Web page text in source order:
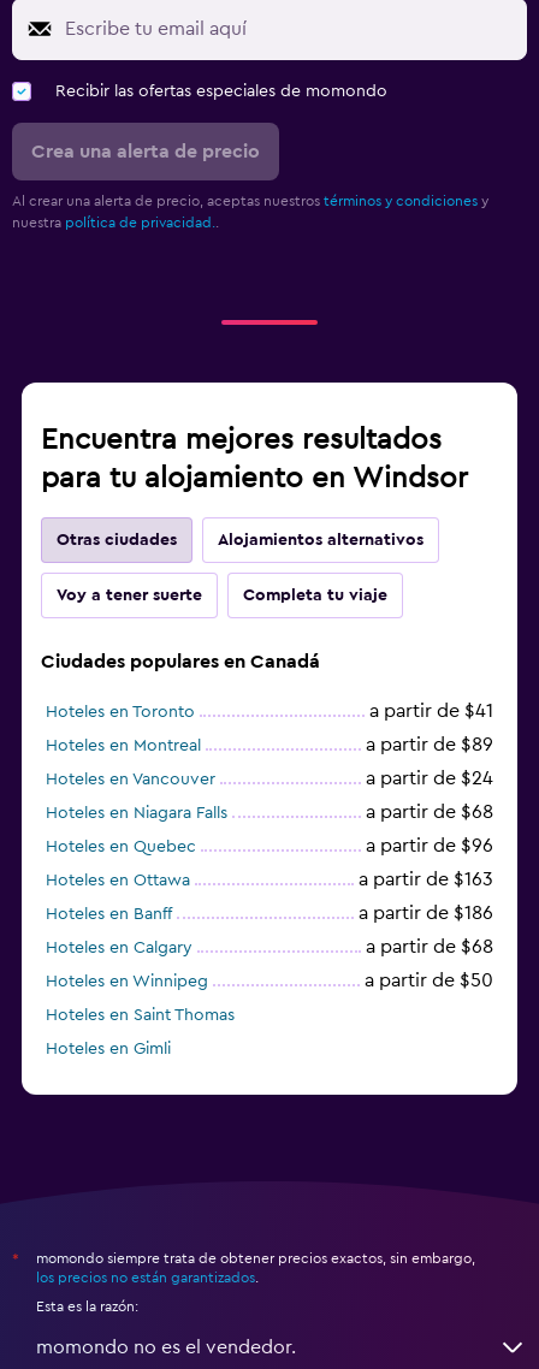
Recibir las ofertas especiales de momondo
Crea una alerta de precio
Al crear una alerta de precio, aceptas nuestros términos y condiciones y
nuestra política de privacidad.
Encuentra mejores resultados
para tu alojamiento en Windsor
Otras ciudades Alojamientos alternativos
Voy a tener suerte Completa tu viaje
Ciudades populares en Canadá
Hoteles en Toronto a partir de $41
Hoteles en Montreal a partir de $89
Hoteles en Vancouver a partir de $24
Hoteles en Niagara Falls a partir de $68
Hoteles en Quebec a partir de $96
Hoteles en Ottawa a partir de $163
Hoteles en Banff a partir de $186
Hoteles en Calgary a partir de $68
Hoteles en Winnipeg a partir de $50
Hoteles en Saint Thomas
Hoteles en Gimli
*
momondo siempre trata de obtener precios exactos, sin embargo,
los precios no están garantizados
Esta es la razón:
momondo no es el vendedor.